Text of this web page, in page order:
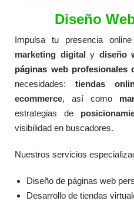
Página
ESENCIAL
$155.00
$
a
l
o
r
n
e
5
Diseño
Impulsa tu presencia
marketing digital y diseño
páginas web profesionales
necesidades:tiendas
ecommerce, así como
estrategias de
visibilidad en buscadores.
Nuestros servicios
Diseño de páginas web
Desarrollo de tiendas